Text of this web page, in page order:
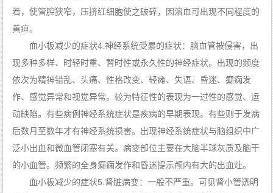
着，使管腔狭窄，压挤红细胞使之破碎，因溶血可出现不同程度的
黄疸。
血小板减少的症状4.神经系统受累的症状：脑血管被侵害，出
现多种多样、时轻时重、暂时性或永久性的神经症状。出现的频度
依次为精神错乱、头痛、性格改变、轻瘫、失语、昏迷、癫痫发
作、感觉异常和视觉异常。较为特征性的表现为一过性的感觉、运
动缺陷。有些病例神经系统症状是疾病的早期表现。有些则于发病
后数月至数年才有神经系统损害。出现神经系统症状与脑组织中广
泛小出血和微血管闭塞有关。病变部位主要在大脑半球灰质及脑干
的小血管。频繁的全身癫痫发作和昏迷提示颅内有大的出血灶。
血小板减少的症状5.肾脏病变：一般不严重。可见肾小管透明